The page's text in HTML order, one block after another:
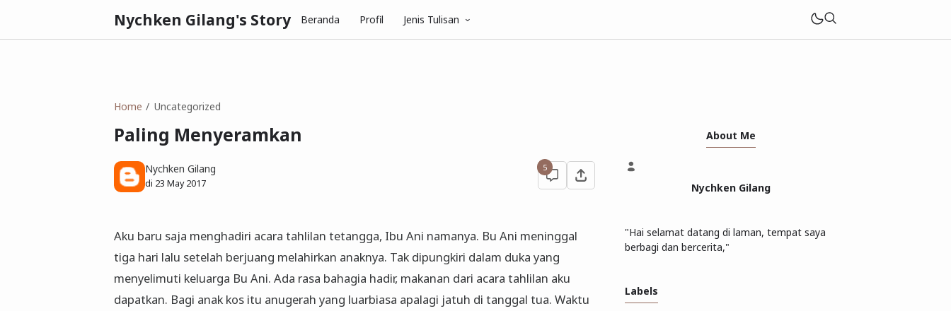
Nychken Gilang's Story Beranda Profil Jenis Tulisan
Home Uncategorized
Paling Menyeramkan
Nychken Gilang
di 23 May 2017
5
Aku baru saja menghadiri acara tahlilan tetangga, Ibu Ani namanya. Bu Ani meninggal
tiga hari lalu setelah berjuang melahirkan anaknya. Tak dipungkiri dalam duka yang
menyelimuti keluarga Bu Ani. Ada rasa bahagia hadir, makanan dari acara tahlilan aku
dapatkan. Bagi anak kos itu anugerah yang luarbiasa apalagi jatuh di tanggal tua. Waktu
About Me
Nychken Gilang
"Hai selamat datang di laman, tempat saya
berbagi dan bercerita,"
Labels